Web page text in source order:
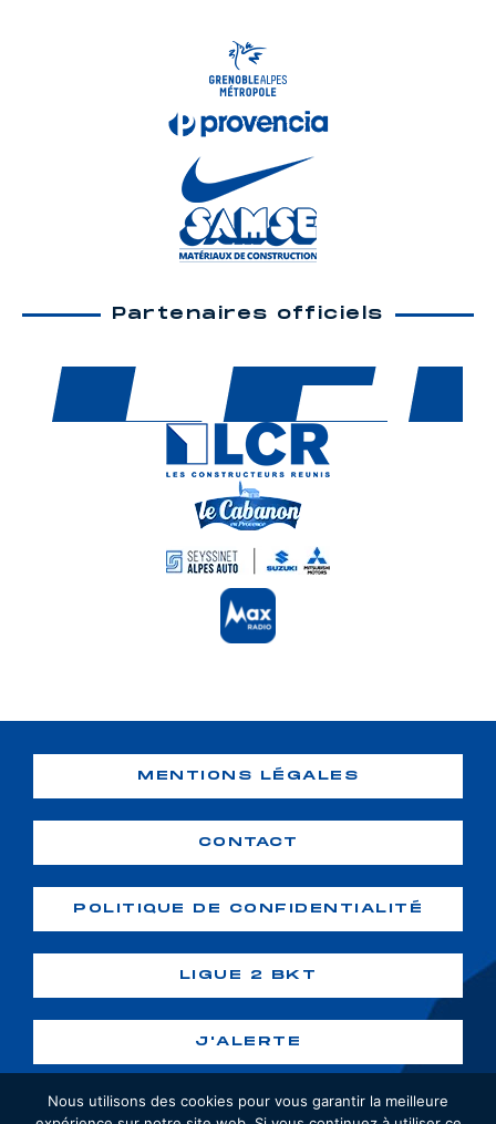
Partenaires officiels
MENTIONS LÉGALES
CONTACT
POLITIQUE DE CONFIDENTIALITÉ
LIGUE 2 BKT
J'ALERTE
Nous utilisons des cookies pour vous garantir la meilleure